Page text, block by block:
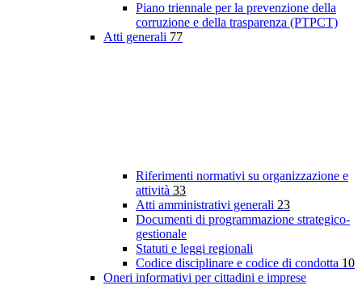
Piano triennale per la prevenzione della
corruzione e della trasparenza (PTPCT)
Atti generali 77
Riferimenti normativi su organizzazione e
attività 33
Atti amministrativi generali 23
Documenti di programmazione strategico-
gestionale
Statuti e leggi regionali
Codice disciplinare e codice di condotta 10
Oneri informativi per cittadini e imprese